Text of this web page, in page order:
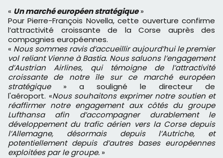
« Un marché européen stratégique»
Pour Pierre-François Novella, cette ouverture confirme
l’attractivité croissante de la Corse auprès des
compagnies européennes.
« Nous sommes ravis d’accueillir aujourd’hui le premier
vol reliant Vienne à Bastia. Nous saluons l’engagement
d’Austrian Airlines, qui témoigne de l’attractivité
croissante de notre île sur ce marché européen
stratégique » a souligné le directeur de
l'aéroport. «Nous souhaitons exprimer notre soutien et
réaffirmer notre engagement aux côtés du groupe
Lufthansa afin d’accompagner durablement le
développement du trafic aérien vers la Corse depuis
l’Allemagne, désormais depuis l’Autriche, et
potentiellement depuis d’autres bases européennes
exploitées par le groupe. »